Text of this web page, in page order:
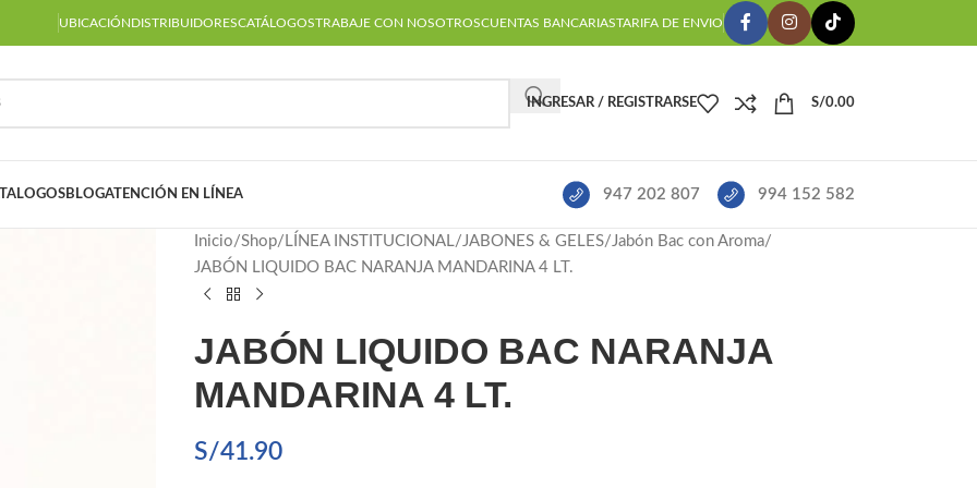
UBICACIÓNDISTRIBUIDORESCATÁLOGOSTRABAJE CON NOSOTROSCUENTAS BANCARIASTARIFA DE ENVIO
INGRESAR / REGISTRARSE S/0.00
BLOGATENCIÓN EN LÍNEA 947 202 807 994 152 582
Inicio Shop LÍNEA INSTITUCIONAL JABONES & GELES Jabón Bac con Aroma
JABÓN LIQUIDO BAC NARANJA MANDARINA 4 LT.
JABÓN LIQUIDO BAC NARANJA
MANDARINA 4 LT.
S/41.90